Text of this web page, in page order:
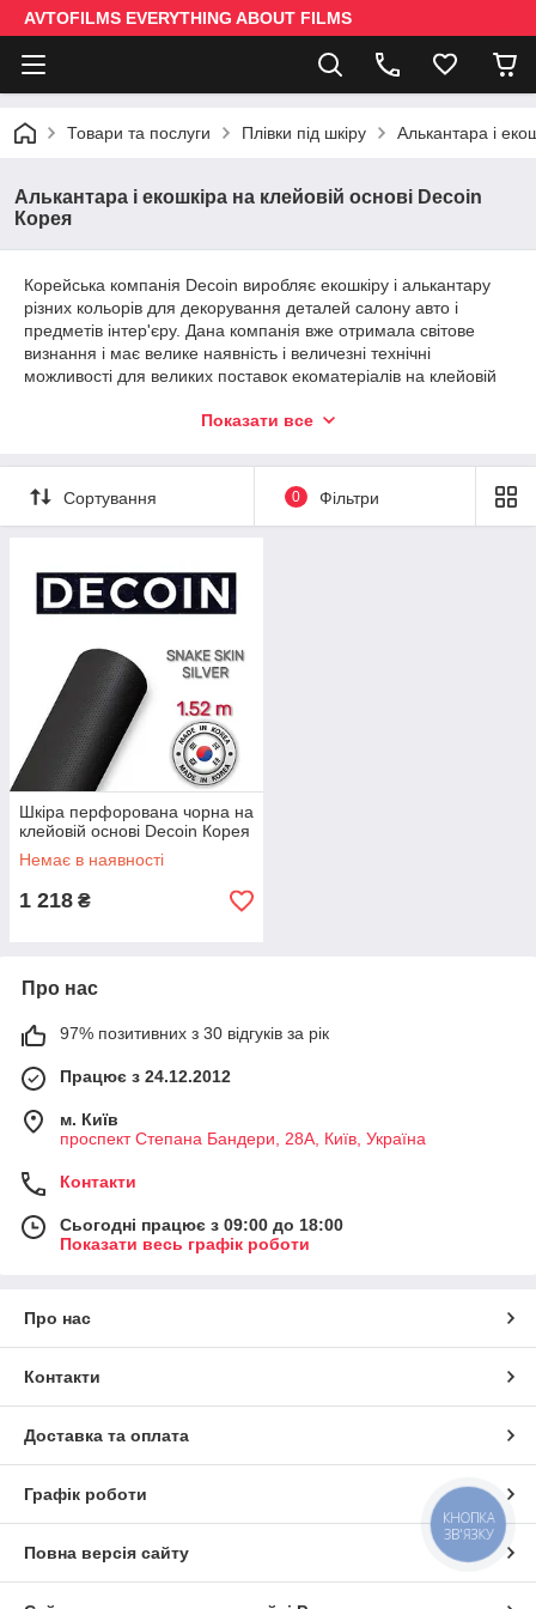
AVTOFILMS EVERYTHING ABOUT FILMS
Товари та послуги Плівки під шкіру Алькантара і
Алькантара і екошкіра на клейовій основі Decoin
Корея
Корейська компанія Decoin виробляє екошкіру і алькантару
різних кольорів для декорування деталей салону авто і
предметів інтер'єру. Дана компанія вже отримала світове
визнання і має велике наявність і величезні технічні
можливості для великих поставок екоматеріалів на клейовій
не поступається за якістю італійської алькантара, але більш
якістю, зносостійкості і розтягування порівняно з китайськими
аналогами.
Показати все
Сортування 0 Фільтри
Шкіра перфорована чорна на
клейовій основі Decoin Корея
Немає в наявності
1 218 ₴
Про нас
97% позитивних з 30 відгуків за рік
Працює з 24.12.2012
м. Київ
проспект Степана Бандери, 28А, Київ, Україна
Контакти
Сьогодні працює з 09:00 до 18:00
Показати весь графік роботи
Про нас
Контакти
Доставка та оплата
Графік роботи
Повна версія сайту
КНОПКА
ЗВ'ЯЗКУ